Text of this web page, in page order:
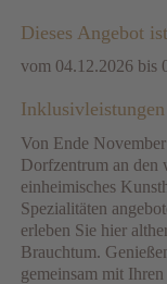
Dieses Angebot
vom 04.12.2026 bis
Inklusivleistungen
Von Ende
Dorfzentrum an den
einheimisches
Spezialitäten
erleben Sie hier
Brauchtum.
gemeinsam mit